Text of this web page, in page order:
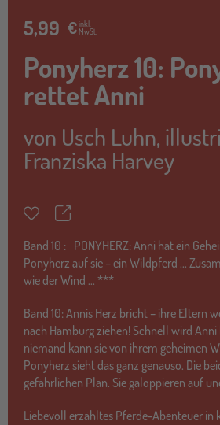
5,99 €inkl.
MwSt.
Ponyherz 10:
rettet Anni
von Usch Luhn,
Franziska Harvey
MerkzettelTeilen
Band 10 : PONYHERZ: Anni hat ein
Ponyherz auf sie – ein Wildpferd ...
wie der Wind ... ***
Band 10: Annis Herz bricht – ihre Eltern
nach Hamburg ziehen! Schnell wird
niemand kann sie von ihrem geheimen
Ponyherz sieht das ganz genauso. Die
gefährlichen Plan. Sie galoppieren auf
Liebevoll erzähltes Pferde-Abenteuer in